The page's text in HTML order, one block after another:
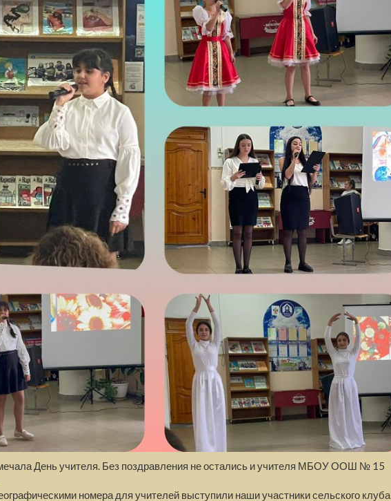
День учителя. Без поздравления не остались и учителя МБОУ ООШ № 15
номера для учителей выступили наши участники сельского клуба